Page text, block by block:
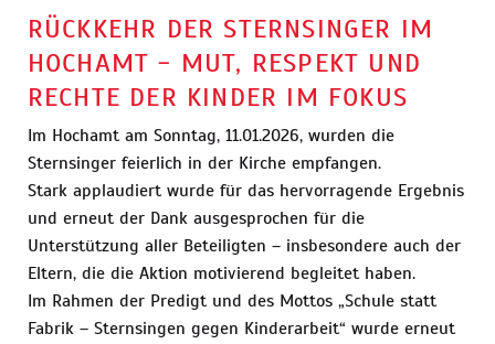
RÜCKKEHR DER STERNSINGER IM
HOCHAMT - MUT, RESPEKT UND
RECHTE DER KINDER IM FOKUS
Im Hochamt am Sonntag, 11.01.2026, wurden die
Sternsinger feierlich in der Kirche empfangen.
Stark applaudiert wurde für das hervorragende Ergebnis
und erneut der Dank ausgesprochen für die
Unterstützung aller Beteiligten – insbesondere auch der
Eltern, die die Aktion motivierend begleitet haben.
Im Rahmen der Predigt und des Mottos „Schule statt
Fabrik – Sternsingen gegen Kinderarbeit“ wurde erneut